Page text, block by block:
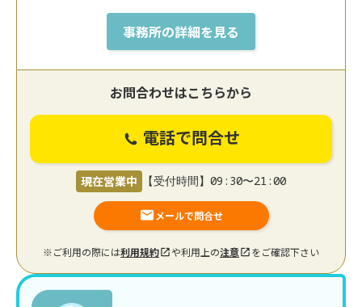
事務所の詳細を見る
お問合わせはこちらから
電話で問合せ
現在営業中 【受付時間】09:30〜21:00
メールで問合せ
※ご利用の際には利用規約 や利用上の注意 をご確認下さい